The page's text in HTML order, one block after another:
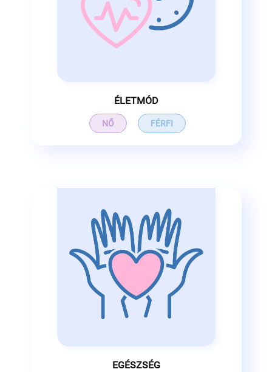
ÉLETMÓD
NŐ FÉRFI
EGÉSZSÉG